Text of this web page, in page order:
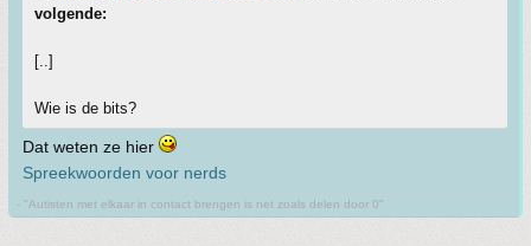
volgende:
[..]
Wie is de bits?
Dat weten ze hier
Spreekwoorden voor nerds
- "Autisten met elkaar in contact brengen is net zoals delen door 0"